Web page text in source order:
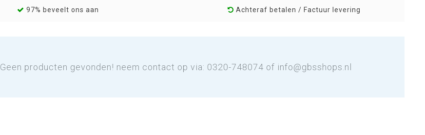
97% beveelt ons aan Achteraf betalen / Factuur levering
Geen producten gevonden! neem contact op via: 0320-748074 of info@gbsshops.nl